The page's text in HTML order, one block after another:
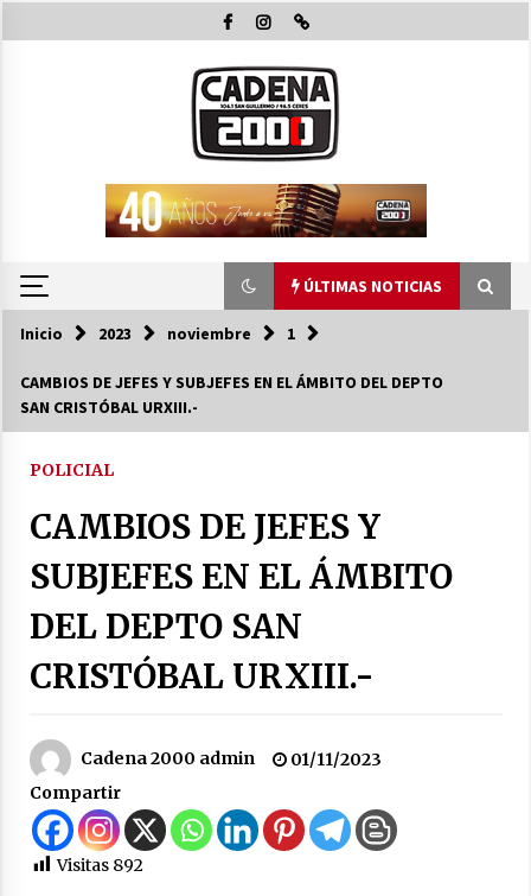
al
ÚLTIMAS NOTICIAS
ÚLTIMAS NOTICIAS
La Municipalidad de San Guillermo continúa
apostando a la capacitación permanente de
Autoridades provinciales y comunales
evaluaron proyectos de obras hídricas para
Las Palmeras
Fenómeno El Niño: Jornada Regional
05/08/2026
Ceres: Se ordenó la prisión preventiva de un
hombre investigado por la sustracción de una
05/08/2026
Inicio 2023 noviembre 1
CAMBIOS DE JEFES Y SUBJEFES EN EL ÁMBITO DEL DEPTO
SAN CRISTÓBAL URXIII.-
POLICIAL
CAMBIOS DE JEFES Y
SUBJEFES EN EL ÁMBITO
DEL DEPTO SAN
CRISTÓBAL URXIII.-
Cadena 2000 admin
01/11/2023
Compartir
Visitas 892